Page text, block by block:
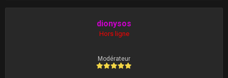
dionysos
Hors ligne
Modérateur